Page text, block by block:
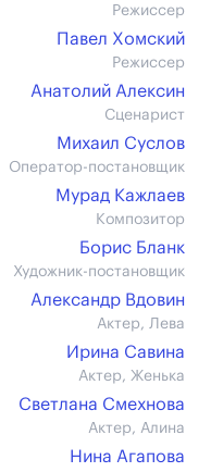
Режиссер
Павел Хомский
Режиссер
Анатолий Алексин
Сценарист
Михаил Суслов
Оператор-постановщик
Мурад Кажлаев
Композитор
Борис Бланк
Художник-постановщик
Александр Вдовин
Актер, Лева
Ирина Савина
Актер, Женька
Светлана Смехнова
Актер, Алина
Нина Агапова